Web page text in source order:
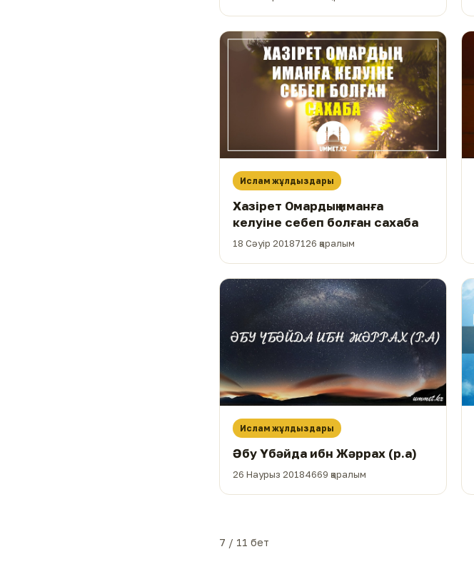
Ислам жұлдыздары
Хазірет Омардың иманға
келуіне себеп болған сахаба
18 Сәуір 20187126 қаралым
Ислам жұлдыздары
Әбу Үбәйда ибн Жәррах (р.а)
26 Наурыз 20184669 қаралым
7 / 11 бет